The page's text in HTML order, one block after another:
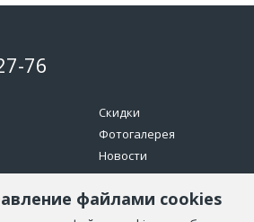
76
Скидки
Фотогалерея
Новости
Возврат товара
файлами cookies